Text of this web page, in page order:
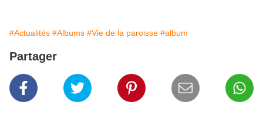
#Actualités #Albums #Vie de la paroisse #album
Partager